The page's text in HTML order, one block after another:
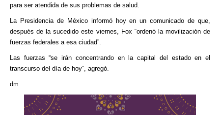
para ser atendida de sus problemas de salud.
La Presidencia de México informó hoy en un comunicado de que,
después de la sucedido este viernes, Fox “ordenó la movilización de
fuerzas federales a esa ciudad”.
Las fuerzas “se irán concentrando en la capital del estado en el
transcurso del día de hoy”, agregó.
dm